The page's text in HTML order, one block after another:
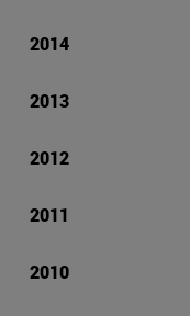
2014
2013
2012
2011
2010